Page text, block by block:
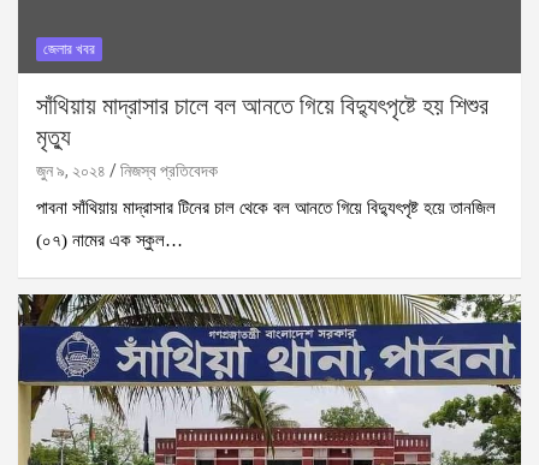
জেলার খবর
সাঁথিয়ায় মাদ্রাসার চালে বল আনতে গিয়ে বিদ্যুৎপৃষ্টে হয় শিশুর
মৃত্যু
জুন ৯, ২০২৪
নিজস্ব প্রতিবেদক
পাবনা সাঁথিয়ায় মাদ্রাসার টিনের চাল থেকে বল আনতে গিয়ে বিদ্যুৎপৃষ্ট হয়ে তানজিল
(০৭) নামের এক স্কুল…